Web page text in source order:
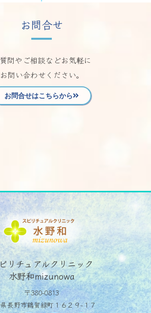
お問合せ
問やご相談などお気軽に
お問い合わせください。
お問合せはこちらから
リチュアルクリニック
水野和mizunowa
〒380-0813
長野市鶴賀緑町１６２９−１７